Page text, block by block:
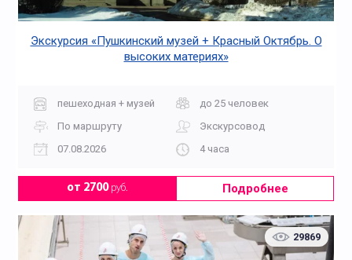
Экскурсия «Пушкинский музей + Красный Октябрь. О
высоких материях»
пешеходная + музей
до 25 человек
По маршруту
Экскурсовод
07.08.2026
4 часа
от 2700руб. Подробнее
29869